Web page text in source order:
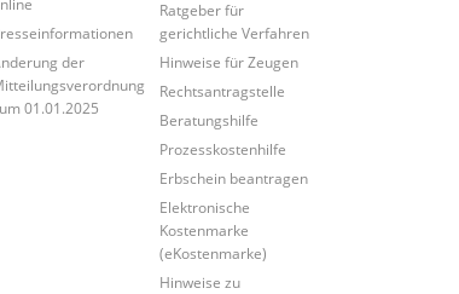
der
01.01.2025
Ratgeber für
gerichtliche Verfahren
Hinweise für Zeugen
Rechtsantragstelle
Beratungshilfe
Prozesskostenhilfe
Erbschein beantragen
Elektronische
Kostenmarke
(eKostenmarke)
Hinweise zu